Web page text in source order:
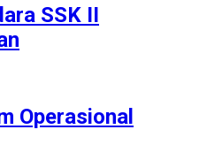
SSK II
Operasional